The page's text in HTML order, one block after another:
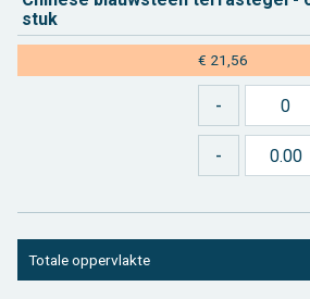
stuk
€ 21,56
To­ta­le op­per­vlak­te